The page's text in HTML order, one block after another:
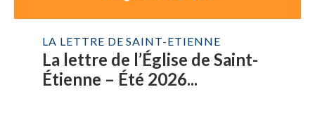
LA LETTRE DE SAINT-ETIENNE
La lettre de l’Église de Saint-
Étienne – Été 2026...